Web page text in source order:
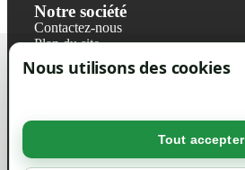
Nous utilisons des cookies
Tout accepter
Notre société
Contactez-nous
Plan du site
Magasin
Mentions légales
Politique de confidentialité RGPD
Votre compte